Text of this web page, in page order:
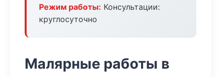
Режим работы: Консультации:
круглосуточно
Малярные работы в